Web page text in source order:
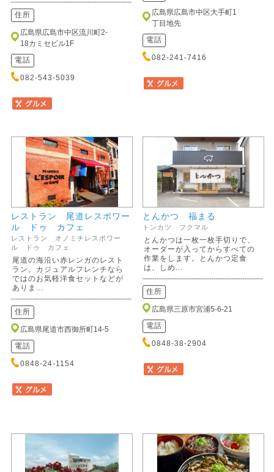
住所
広島県広島市中区流川町2-
18カミセビル1F
電話
082-543-5039
広島県広島市中区大手町1
丁目地先
電話
082-241-7416
レストラン 尾道レスポワー
ル ドゥ カフェ
レストラン オノミチレスポワー
ル ドゥ カフェ
尾道の海沿い赤レンガのレスト
ラン。カジュアルフレンチなら
ではのお気軽洋食セットなどが
ありま...
住所
広島県尾道市西御所町14-5
電話
0848-24-1154
とんかつ 福まる
トンカツ フクマル
とんかつは一枚一枚手切りで、
オーダーが入ってからすべての
作業をします。とんかつ定食
は、しめ...
住所
広島県三原市宮浦5-6-21
電話
0848-38-2904